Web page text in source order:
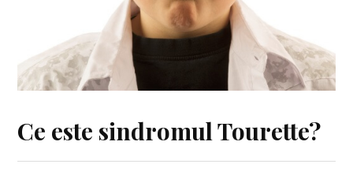
Ce este sindromul Tourette?